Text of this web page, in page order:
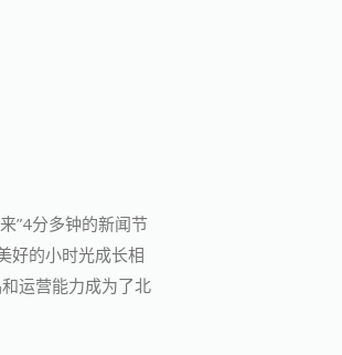
”4分多钟的新闻节
好的小时光成长相
运营能力成为了北